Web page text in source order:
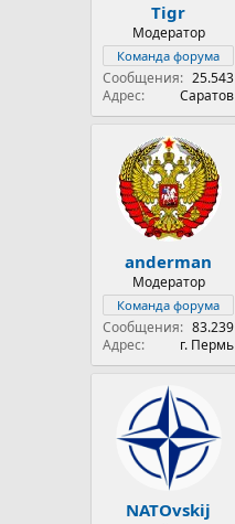
Tigr
Модератор
Команда форума
Сообщения
25.543
Адрес
Саратов
anderman
Модератор
Команда форума
Сообщения
83.239
Адрес
г. Пермь
NATOvskij